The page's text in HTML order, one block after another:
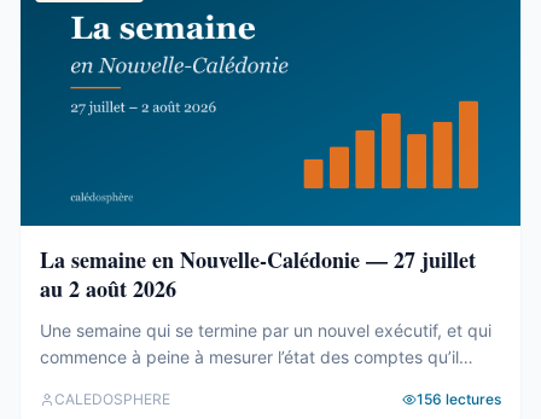
La semaine en Nouvelle-Calédonie — 27 juillet
au 2 août 2026
Une semaine qui se termine par un nouvel exécutif, et qui
commence à peine à mesurer l’état des comptes qu’il
gouvernement, et des comptes qui coincent C’est fait. Le
CALEDOSPHERE 156 lectures